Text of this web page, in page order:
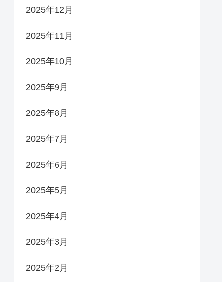
2025年12月
2025年11月
2025年10月
2025年9月
2025年8月
2025年7月
2025年6月
2025年5月
2025年4月
2025年3月
2025年2月